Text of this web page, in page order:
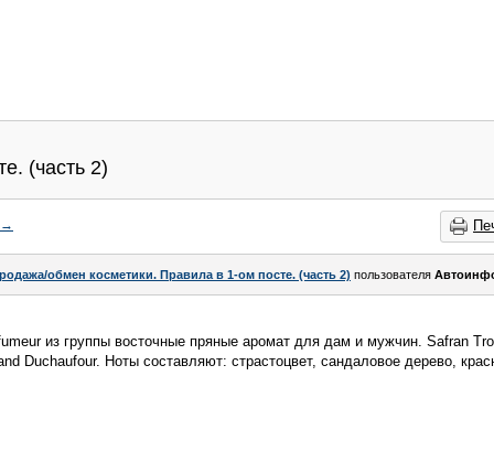
(часть 2)
обмен косметики. Правила в 1-ом посте. (часть 2) пользователя
из группы восточные пряные аромат для дам и мужчин. Safran
Duchaufour. Ноты составляют: страстоцвет, сандаловое дерево,